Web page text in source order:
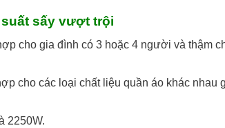
suất sấy vượt trội
cho gia đình có 3 hoặc 4 người và thậm
cho các loại chất liệu quần áo khác nhau
2250W.